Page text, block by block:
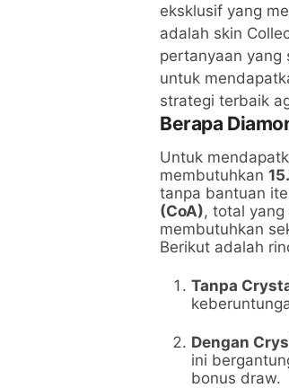
eksklusif yang
adalah skin
pertanyaan yang
untuk
strategi terbaik
Berapa
Untuk
membutuhkan
tanpa bantuan
(CoA), total
membutuhkan
Berikut adalah
Tanpa
Dengan
ini
bonus draw.